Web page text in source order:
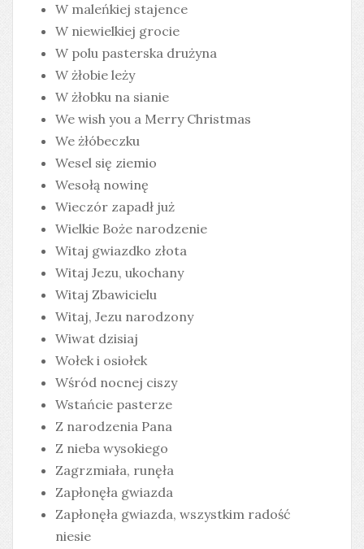
W maleńkiej stajence
W niewielkiej grocie
W polu pasterska drużyna
W żłobie leży
W żłobku na sianie
We wish you a Merry Christmas
We żłóbeczku
Wesel się ziemio
Wesołą nowinę
Wieczór zapadł już
Wielkie Boże narodzenie
Witaj gwiazdko złota
Witaj Jezu, ukochany
Witaj Zbawicielu
Witaj, Jezu narodzony
Wiwat dzisiaj
Wołek i osiołek
Wśród nocnej ciszy
Wstańcie pasterze
Z narodzenia Pana
Z nieba wysokiego
Zagrzmiała, runęła
Zapłonęła gwiazda
Zapłonęła gwiazda, wszystkim radość
niesie